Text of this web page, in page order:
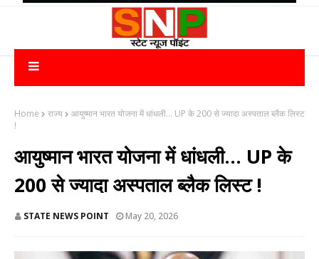
Home राज्य
आयुष्मान भारत योजना में धांधली... UP के 200 से ज्यादा अस्पताल ब्लैक लिस्ट
!
आयुष्मान भारत योजना में धांधली... UP के
200 से ज्यादा अस्पताल ब्लैक लिस्ट !
STATE NEWS POINT May 20, 2026